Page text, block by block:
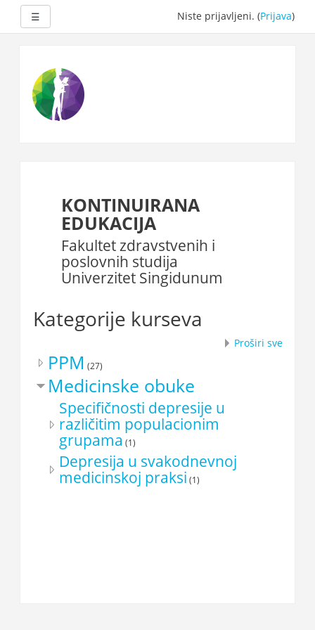
sadržaj
☰ Niste prijavljeni. (Prijava)
KONTINUIRANA
EDUKACIJA
Fakultet zdravstvenih i
poslovnih studija
Univerzitet Singidunum
Kategorije kurseva
Proširi sve
PPM (27)
Medicinske obuke
Specifičnosti depresije u
različitim populacionim
grupama (1)
Depresija u svakodnevnoj
medicinskoj praksi (1)